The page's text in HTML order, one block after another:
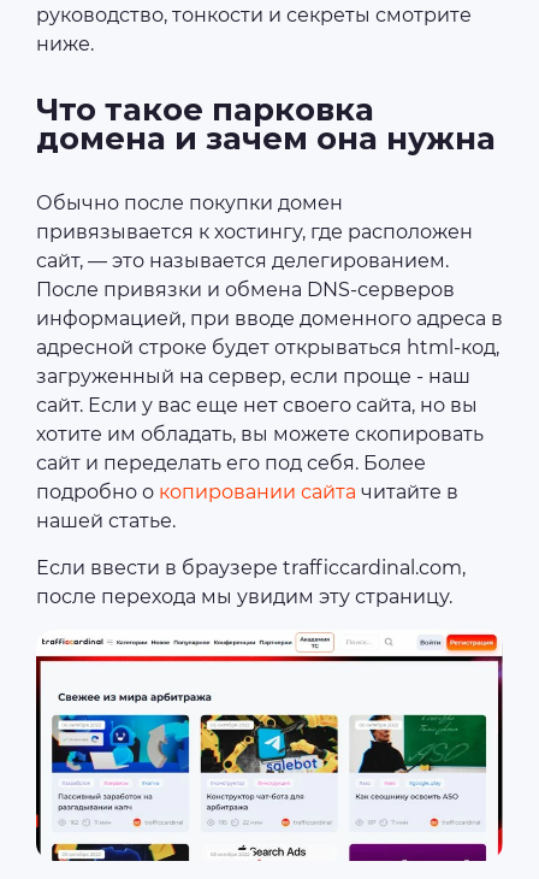
руководство, тонкости и секреты смотрите
ниже.
Что такое парковка
домена и зачем она нужна
Обычно после покупки домен
привязывается к хостингу, где расположен
сайт, — это называется делегированием.
После привязки и обмена DNS-серверов
информацией, при вводе доменного адреса в
адресной строке будет открываться html-код,
загруженный на сервер, если проще - наш
сайт. Если у вас еще нет своего сайта, но вы
хотите им обладать, вы можете скопировать
сайт и переделать его под себя. Более
подробно о копировании сайта читайте в
нашей статье.
Если ввести в браузере trafficcardinal.com,
после перехода мы увидим эту страницу.